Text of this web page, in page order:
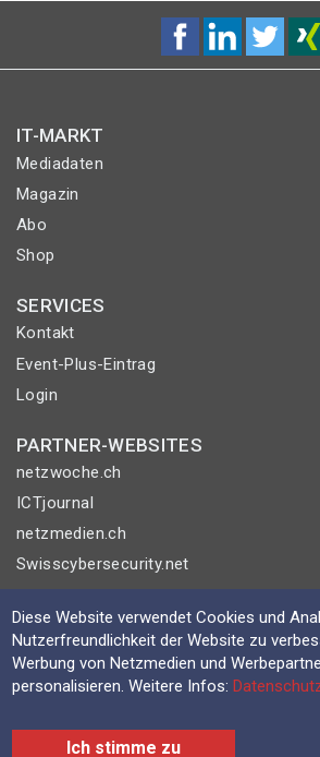
IT-MARKT
Mediadaten
Magazin
Abo
Shop
SERVICES
Kontakt
Event-Plus-Eintrag
Login
PARTNER-WEBSITES
netzwoche.ch
ICTjournal
netzmedien.ch
Swisscybersecurity.net
© NETZMEDIEN AG 2026
Impressum
AGB
Datenschutzerklärung
Diese Website verwendet Cookies und
Nutzerfreundlichkeit der Website zu
Werbung von Netzmedien und
personalisieren. Weitere Infos:
Ich stimme zu